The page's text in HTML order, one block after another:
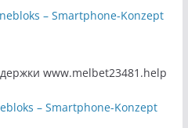
– Smartphone-Konzept
www.melbet23481.help
– Smartphone-Konzept